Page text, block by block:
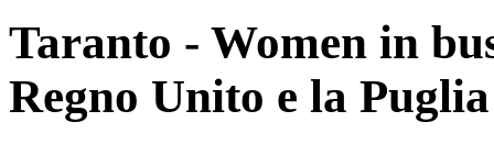
Taranto - Women in
Regno Unito e la Puglia